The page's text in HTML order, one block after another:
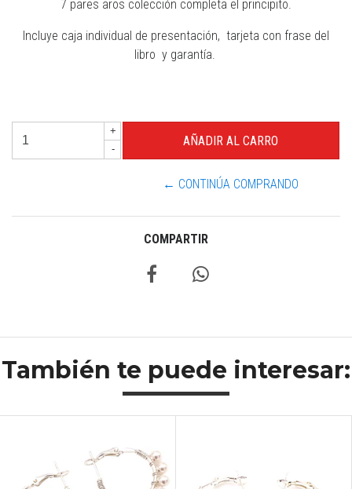
7 pares aros colección completa el principito.
Incluye caja individual de presentación, tarjeta con frase del
libro y garantía.
+
-
← CONTINÚA COMPRANDO
COMPARTIR
También te puede interesar: